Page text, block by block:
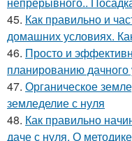
45. Как правильно и
домашних условиях.
46. Просто и
планированию дачного
47. Органическое
земледелие с нуля
48. Как правильно
даче с нуля. О методике